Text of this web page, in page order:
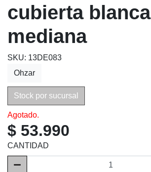
cubierta blanca
mediana
SKU: 13DE083
Ohzar
Stock por sucursal
Agotado.
$ 53.990
CANTIDAD